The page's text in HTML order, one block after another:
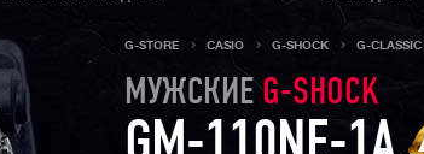
G-STORE CASIO G-SHOCK G-CLASSIC
МУЖСКИЕ G-SHOCK